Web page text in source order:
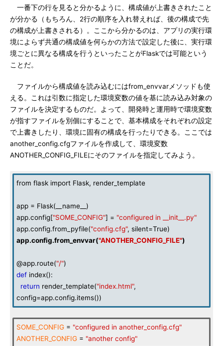
一番下の行を見ると分かるように、構成値が上書きされたこと
が分かる（もちろん、2行の順序を入れ替えれば、後の構成で先
の構成が上書きされる）。ここから分かるのは、アプリの実行環
境によらず共通の構成値を何らかの方法で設定した後に、実行環
境ごとに異なる構成を行うといったことがFlaskでは可能という
ことだ。
ファイルから構成値を読み込むにはfrom_envvarメソッドも使
える。これは引数に指定した環境変数の値を基に読み込み対象の
ファイルを決定するものだ。よって、開発時と運用時で環境変数
が指すファイルを別個にすることで、基本構成をそれぞれの設定
で上書きしたり、環境に固有の構成を行ったりできる。ここでは
another_config.cfgファイルを作成して、環境変数
ANOTHER_CONFIG_FILEにそのファイルを指定してみよう。
from flask import Flask, render_template
app = Flask(__name__)
app.config["SOME_CONFIG"] = "configured in __init__.py"
app.config.from_pyfile("config.cfg", silent=True)
app.config.from_envvar("ANOTHER_CONFIG_FILE")
@app.route("/")
def index():
return render_template("index.html",
config=app.config.items())
SOME_CONFIG = "configured in another_config.cfg"
ANOTHER_CONFIG = "another config"